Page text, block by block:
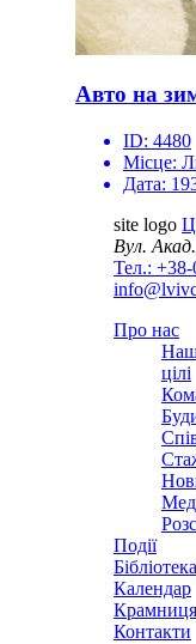
Авто на
ID: 4480
Місце:
Дата:
site logo
Вул.
Тел.:
Про нас
цілі
Події
Бібліотека
Календар
Крамниця
Контакти